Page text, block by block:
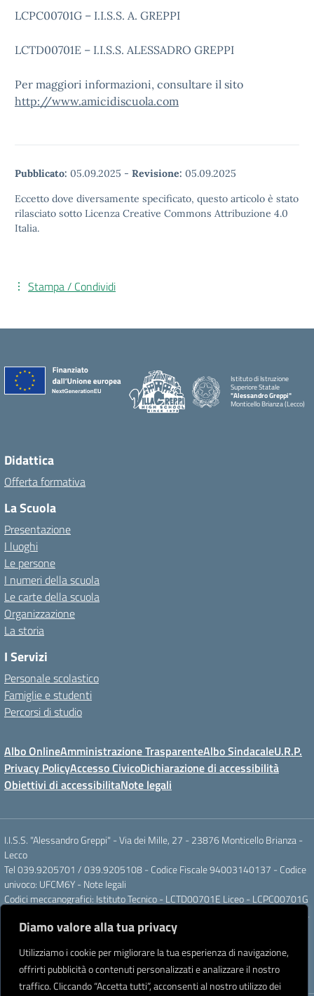
Diamo valore alla tua privacy
Utilizziamo i cookie per migliorare la tua esperienza di navigazione,
offrirti pubblicità o contenuti personalizzati e analizzare il nostro
traffico. Cliccando “Accetta tutti”, acconsenti al nostro utilizzo dei
LCPC00701G – I.I.S.S. A. GREPPI
LCTD00701E – I.I.S.S. ALESSADRO GREPPI
Per maggiori informazioni, consultare il sito
http://www.amicidiscuola.com
Pubblicato: 05.09.2025 - Revisione: 05.09.2025
Eccetto dove diversamente specificato, questo articolo è stato
rilasciato sotto Licenza Creative Commons Attribuzione 4.0
Italia.
Stampa / Condividi
Istituto di Istruzione
Superiore Statale
"Alessandro Greppi"
Monticello Brianza (Lecco)
Didattica
Offerta formativa
La Scuola
Presentazione
I luoghi
Le persone
I numeri della scuola
Le carte della scuola
Organizzazione
La storia
I Servizi
Personale scolastico
Famiglie e studenti
Percorsi di studio
Albo OnlineAmministrazione TrasparenteAlbo SindacaleU.R.P.
Privacy PolicyAccesso CivicoDichiarazione di accessibilità
Obiettivi di accessibilitaNote legali
I.I.S.S. "Alessandro Greppi" - Via dei Mille, 27 - 23876 Monticello Brianza -
Lecco
Tel 039.9205701 / 039.9205108 - Codice Fiscale 94003140137 - Codice
univoco: UFCM6Y - Note legali
Codici meccanografici: Istituto Tecnico - LCTD00701E Liceo - LCPC00701G
Posta elettronica ordinaria: LCIS007008@ISTRUZIONE.IT Posta elettronica
certificata: LCIS007008@PEC.ISTRUZIONE.IT
Intestato a: Istituto di Istruzione Secondaria Superiore A. Greppi
Partner tecnologicoCreative Software Lab S.r.l.